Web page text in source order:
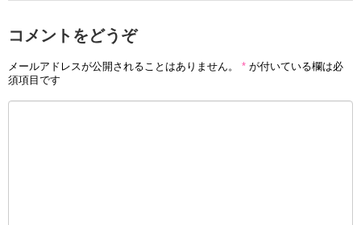
コメントをどうぞ
メールアドレスが公開されることはありません。 * が付いている欄は必
須項目です